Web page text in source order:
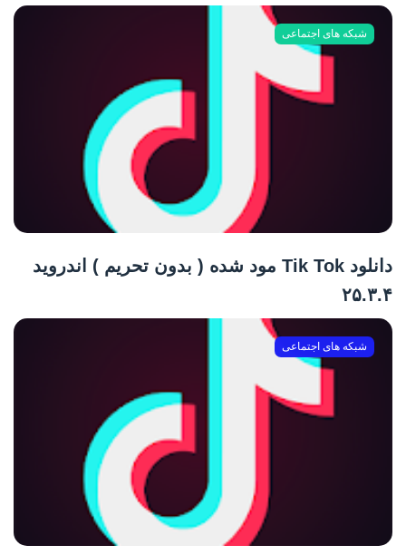
شبکه های اجتماعی
دانلود Tik Tok مود شده ( بدون تحریم ) اندروید
۲۵.۳.۴
شبکه های اجتماعی